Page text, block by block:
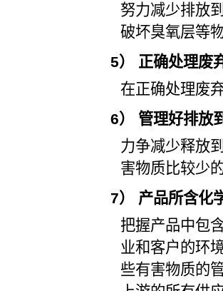
努力减少排放
破坏臭氧层等
5） 正确处理废
在正确处理废
6） 管理好排放
力争减少释放
害物质比较少
7） 产品所含化
把握产品中包
业和客户的环
些有害物质的